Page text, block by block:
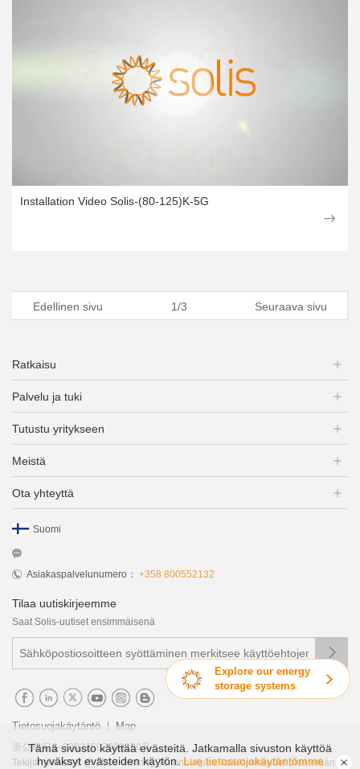
Tämä sivusto käyttää evästeitä. Jatkamalla sivuston käyttöä
hyväksyt evästeiden käytön.Lue tietosuojakäytäntömme
Explore our energy
storage systems
Installation Video Solis-(80-125)K-5G
Edellinen sivu 1/3 Seuraava sivu
Ratkaisu
Palvelu ja tuki
Tutustu yritykseen
Meistä
Ota yhteyttä
Suomi
Asiakaspalvelunumero： +358 800552132
Tilaa uutiskirjeemme
Saat Solis-uutiset ensimmäisenä

Tietosuojakäytäntö | Map
浙公网安备 33022502000250号
Tekijänoikeudet @ 2019 Ginlong Technologies, kaikki oikeudet pidätetään